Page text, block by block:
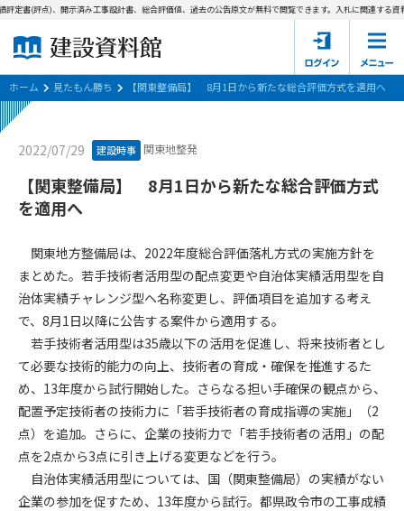
建設資料館とは
会員登録について
サポーター会員一覧
お問い合わせ
会員規約
書(評点)、開示済み工事設計書、総合評価値、過去の公告原文が無料で閲覧できます。入札に関連する資
ホーム 見たもん勝ち 【関東整備局】 8月1日から新たな総合評価方式を適用へ
2022/07/29 建設時事 関東地整発
【関東整備局】 8月1日から新たな総合評価方式
を適用へ
関東地方整備局は、2022年度総合評価落札方式の実施方針を
まとめた。若手技術者活用型の配点変更や自治体実績活用型を自
治体実績チャレンジ型ヘ名称変更し、評価項目を追加する考え
で、8月1日以降に公告する案件から適用する。
若手技術者活用型は35歳以下の活用を促進し、将来技術者とし
て必要な技術的能力の向上、技術者の育成・確保を推進するた
め、13年度から試行開始した。さらなる担い手確保の観点から、
配置予定技術者の技術力に「若手技術者の育成指導の実施」（2
点）を追加。さらに、企業の技術力で「若手技術者の活用」の配
点を2点から3点に引き上げる変更などを行う。
自治体実績活用型については、国（関東整備局）の実績がない
企業の参加を促すため、13年度から試行。都県政令市の工事成績
パスワードの再発行
第1条（規約の目的）
会員サービスの利用条件等について定めるものです。
2. 管理者が建設資料館WEB上で随時掲載するルールは本規約の
一部を構成するものとします。
第2条（規約の変更）
本規約は、会員の了承を得ることなく、随時変更されることが
あります。変更内容は、建設資料館WEB上に表示した時点で直
ちに全ての会員が了承したものとみなします。
第4条（会員審査および資格の取り消し）
会員とは、本規約を承諾の上、所定の会員申込手続きを完了
後、管理者がこれを承認した者をいいます。